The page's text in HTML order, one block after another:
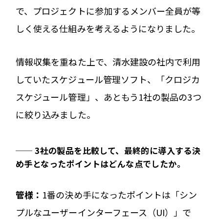
で、プロジェクトに参加するメンバー全員が等
しく使える仕組みを考えるようになりました。
情報収集を重ねた上で、清水建設の社内で利用
していたスケジュール管理ソフト、「クロジカ
スケジュール管理」、あともう1社の製品の3つ
に絞り込みました。
──3社の製品を比較して、最終的に導入する決
め手となったポイントはどんな点でしたか。
管様： 1番の決め手になったポイントは「シン
プルなユーザーインターフェース（UI）」で